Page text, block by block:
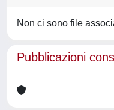
Non ci sono file
Pubblicazioni